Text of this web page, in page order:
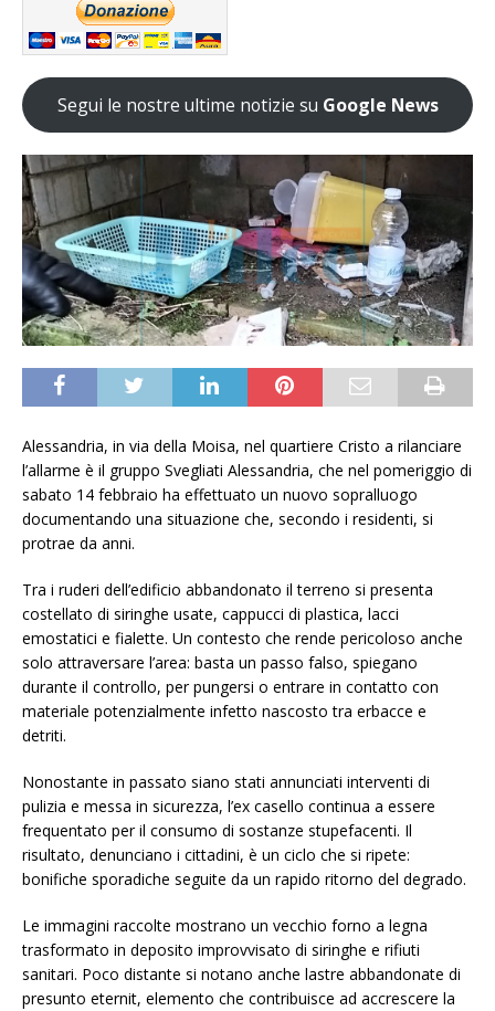
Segui le nostre ultime notizie su Google News
Alessandria, in via della Moisa, nel quartiere Cristo a rilanciare
l’allarme è il gruppo Svegliati Alessandria, che nel pomeriggio di
sabato 14 febbraio ha effettuato un nuovo sopralluogo
documentando una situazione che, secondo i residenti, si
protrae da anni.
Tra i ruderi dell’edificio abbandonato il terreno si presenta
costellato di siringhe usate, cappucci di plastica, lacci
emostatici e fialette. Un contesto che rende pericoloso anche
solo attraversare l’area: basta un passo falso, spiegano
durante il controllo, per pungersi o entrare in contatto con
materiale potenzialmente infetto nascosto tra erbacce e
detriti.
Nonostante in passato siano stati annunciati interventi di
pulizia e messa in sicurezza, l’ex casello continua a essere
frequentato per il consumo di sostanze stupefacenti. Il
risultato, denunciano i cittadini, è un ciclo che si ripete:
bonifiche sporadiche seguite da un rapido ritorno del degrado.
Le immagini raccolte mostrano un vecchio forno a legna
trasformato in deposito improvvisato di siringhe e rifiuti
sanitari. Poco distante si notano anche lastre abbandonate di
presunto eternit, elemento che contribuisce ad accrescere la